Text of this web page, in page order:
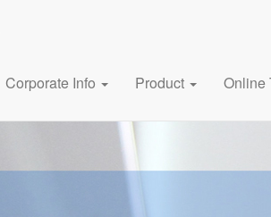
Corporate Info Product Online